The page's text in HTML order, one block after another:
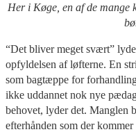
Her i Køge, en af de mange
“Det bliver meget svært”
opfyldelsen af løfterne. En
som bagtæppe for
ikke uddannet nok nye
behovet, lyder det. Manglen
efterhånden som der